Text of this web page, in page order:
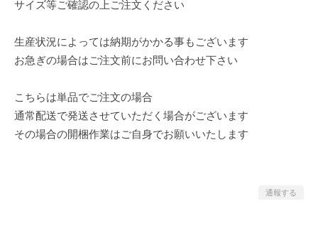
サイズ等ご確認の上ご注文ください
生産状況によっては納期がかかる事もございます
お急ぎの場合はご注文前にお問い合わせ下さい
こちらは単品でご注文の場合
通常配送で発送させていただく場合がございます
その場合の開梱作業はご自身でお願いいたします
通報する